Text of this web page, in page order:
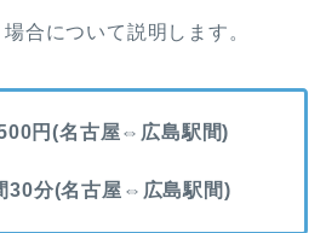
合について説明します。
円(名古屋⇔広島駅間)
30分(名古屋⇔広島駅間)